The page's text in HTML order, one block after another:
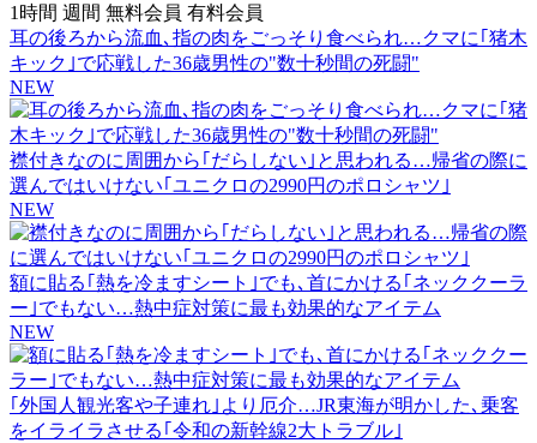
1時間 週間 無料会員 有料会員
耳の後ろから流血､指の肉をごっそり食べられ…クマに｢猪木
キック｣で応戦した36歳男性の"数十秒間の死闘"
NEW
襟付きなのに周囲から｢だらしない｣と思われる…帰省の際に
選んではいけない｢ユニクロの2990円のポロシャツ｣
NEW
額に貼る｢熱を冷ますシート｣でも､首にかける｢ネッククーラ
ー｣でもない…熱中症対策に最も効果的なアイテム
NEW
｢外国人観光客や子連れ｣より厄介…JR東海が明かした､乗客
をイライラさせる｢令和の新幹線2大トラブル｣